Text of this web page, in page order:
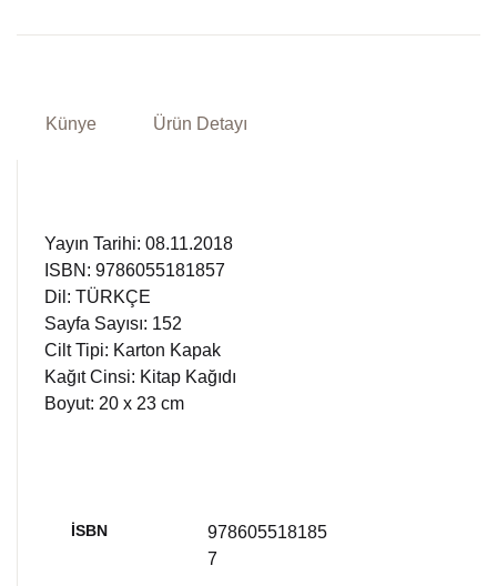
Künye Ürün Detayı
Yayın Tarihi: 08.11.2018
ISBN: 9786055181857
Dil: TÜRKÇE
Sayfa Sayısı: 152
Cilt Tipi: Karton Kapak
Kağıt Cinsi: Kitap Kağıdı
Boyut: 20 x 23 cm
İSBN
978605518185
7